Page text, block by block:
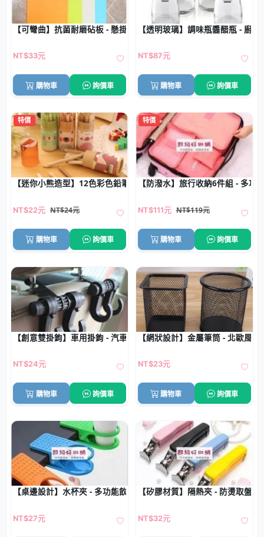
【可彎曲】抗菌耐磨砧板 - 懸掛式廚房切菜板
NT$33元
購物車 詢價車
【透明玻璃】調味瓶醬醋瓶 - 廚
NT$87元
購物車 詢價車
特價
【迷你小熊造型】12色彩色鉛筆 - 兒童繪畫創作文具
NT$22元 NT$24元
購物車 詢價車
特價
【防潑水】旅行收納6件組 - 多功
NT$111元 NT$119元
購物車 詢價車
【創意雙掛鉤】車用掛鉤 - 汽車座椅背收納掛勾
NT$24元
購物車 詢價車
【網狀設計】金屬筆筒 - 北歐風桌
NT$23元
購物車 詢價車
【桌邊設計】水杯夾 - 多功能飲料架
NT$27元
【矽膠材質】隔熱夾 - 防燙取盤器
NT$32元